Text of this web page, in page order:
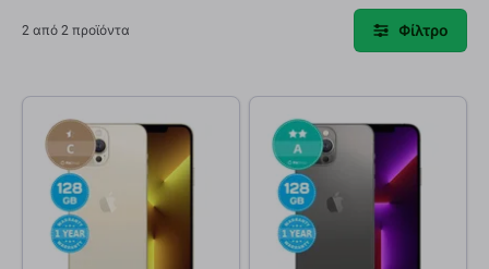
2 από 2 προϊόντα Φίλτρο